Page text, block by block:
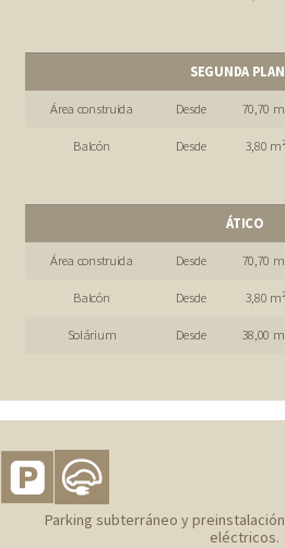
SEGUNDA
Área construida Desde 70,70
Balcón Desde 3,80 m²
ÁTICO
Área construida Desde 70,70
Balcón Desde 3,80 m²
Solárium Desde 38,00
Parking subterráneo y
eléctricos.